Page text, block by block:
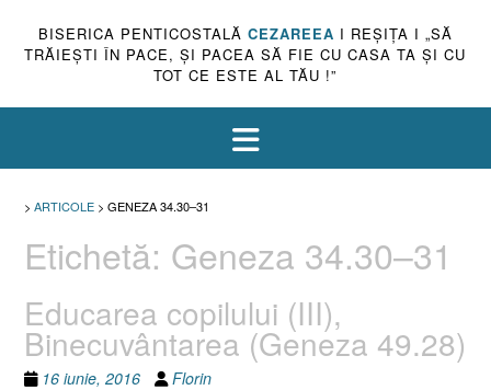
BISERICA PENTICOSTALĂ CEZAREEA I REŞIŢA I „SĂ
TRĂIEŞTI ÎN PACE, ŞI PACEA SĂ FIE CU CASA TA ŞI CU
TOT CE ESTE AL TĂU !”
> ARTICOLE > GENEZA 34.30–31
Etichetă: Geneza 34.30–31
Educarea copilului (III),
Binecuvântarea (Geneza 49.28)
16 iunie, 2016 Florin